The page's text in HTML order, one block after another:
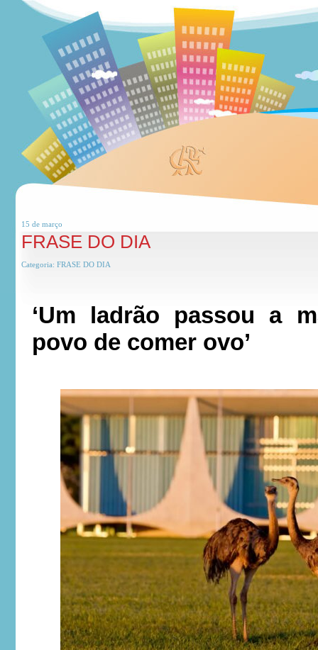
15 de março
FRASE DO DIA
Categoria: FRASE DO DIA
‘Um ladrão passou a
povo de comer ovo’